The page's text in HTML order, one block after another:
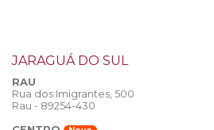
JARAGUÁ DO SUL
RAU
Rua dos Imigrantes, 500
Rau - 89254-430